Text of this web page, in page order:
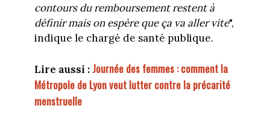
contours du remboursement restent à
définir mais on espère que ça va aller vite",
indique le chargé de santé publique.
Lire aussi : Journée des femmes : comment la
Métropole de Lyon veut lutter contre la précarité
menstruelle